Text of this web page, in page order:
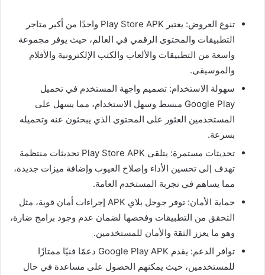
تنوع العروض: يعتبر Play Store APK واحدًا من أكبر متاجر
التطبيقات والمحتوى الرقمي في العالم، حيث يوفر مجموعة
واسعة من التطبيقات والألعاب والكتب الإلكترونية والأفلام
والموسيقى.
سهولة الاستخدام: تصميم واجهة المستخدم في تحميل
Google Play مبسط وسهل الاستخدام، مما يسهل على
المستخدمين العثور على المحتوى الذي يبحثون عنه وتحميله
بسرعة.
تحديثات مستمرة: يتلقى Play Store APK تحديثات منتظمة
تهدف إلى تحسين الأداء وإصلاح العيوب وإضافة ميزات جديدة،
مما يساهم في تجربة المستخدم العامة.
حماية الأمان: توفر جوجل بلاي APK إجراءات أمان قوية، مثل
التحقق من التطبيقات وفحصها لضمان عدم وجود برامج ضارة،
وهو ما يعزز الثقة والأمان للمستخدمين.
توافر الدعم: يقدم Google Play APK دعمًا فنيًا ممتازًا
للمستخدمين، حيث يمكنهم الحصول على مساعدة في حال